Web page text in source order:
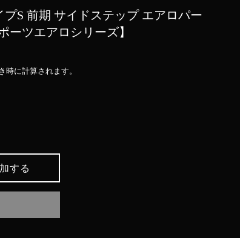
プS 前期 サイドステップ エアロパー
ーツエアロシリーズ】
時に計算されます。
する